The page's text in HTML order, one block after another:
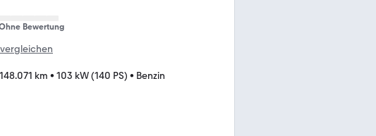
Bewertung
148.071 km • 103 kW (140 PS) • Benzin